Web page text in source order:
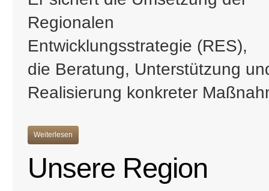
Regionalen
Entwicklungsstrategie (RES),
die Beratung, Unterstützung
Realisierung konkreter
Weiterlesen
Unsere Region